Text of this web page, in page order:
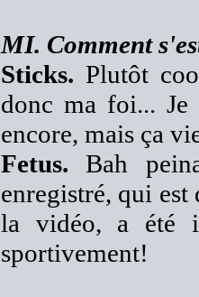
MI. Comment
Sticks. Plutôt
donc ma foi... Je
encore, mais ça
Fetus. Bah
enregistré, qui
la vidéo, a été
sportivement!